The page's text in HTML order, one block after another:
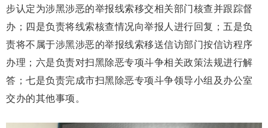
步认定为涉黑涉恶的举报线索移交相关部门核查并跟踪督
办；四是负责将线索核查情况向举报人进行回复；五是负
责将不属于涉黑涉恶的举报线索移送信访部门按信访程序
办理；六是负责对扫黑除恶专项斗争相关政策法规进行解
答；七是负责完成市扫黑除恶专项斗争领导小组及办公室
交办的其他事项。